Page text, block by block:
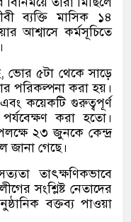
ব্যক্তি মাসিক ১৪
আশ্বাসে কর্মসূচিতে
ভোর ৫টা থেকে সাড়ে
পরিকল্পনা করা হয়।
কয়েকটি গুরুত্বপূর্ণ
করা হতো।
২৩ জুনকে কেন্দ্র
জানা গেছে।
তাৎক্ষণিকভাবে
সংশ্লিষ্ট নেতাদের
বক্তব্য পাওয়া